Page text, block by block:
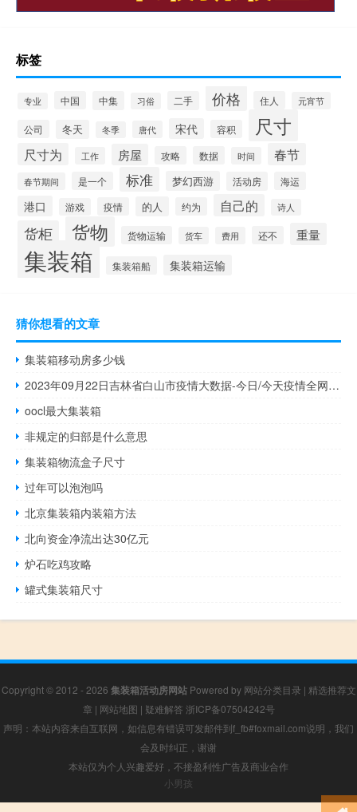
标签
专业 中国 中集 习俗 二手 价格 住人 元宵节
公司 冬天 冬季 唐代 宋代 容积 尺寸
尺寸为 工作 房屋 攻略 数据 时间 春节
春节期间 是一个 标准 梦幻西游 活动房 海运
港口 游戏 疫情 的人 约为 自己的 诗人
货柜 货物 货物运输 货车 费用 还不 重量
集装箱 集装箱船 集装箱运输
猜你想看的文章
集装箱移动房多少钱
2023年09月22日吉林省白山市疫情大数据-今日/今天疫情全网搜索最新实时消息动态情况通知播报
oocl最大集装箱
非规定的归部是什么意思
集装箱物流盒子尺寸
过年可以泡泡吗
北京集装箱内装箱方法
北向资金净流出达30亿元
炉石吃鸡攻略
罐式集装箱尺寸
Copyright © 2012 - 2026 集装箱活动房网站Powered by 网站分类目录 | 精选推荐文
章 | 网站地图 | 疑难解答 浙ICP备07504242号
声明：本站内容来自互联网，如信息有错误可发邮件到f_fb#foxmail.com说明，我们
会及时纠正，谢谢
本站仅为个人兴趣爱好，不接盈利性广告及商业合作
小男孩